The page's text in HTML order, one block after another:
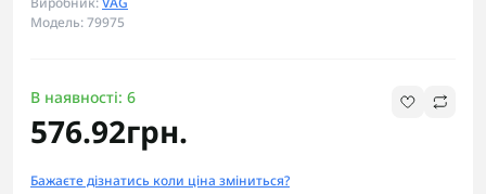
Модель: 79975
В наявності: 6
576.92грн.
Бажаєте дізнатись коли ціна зміниться?